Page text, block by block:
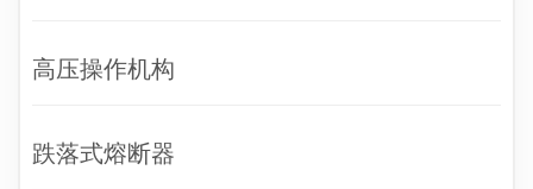
高压操作机构
跌落式熔断器